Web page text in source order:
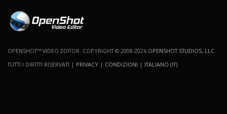
OPENSHOT™ VIDEO EDITOR. COPYRIGHT © 2008-2026 OPENSHOT STUDIOS, LLC
TUTTI I DIRITTI RISERVATI | PRIVACY | CONDIZIONI | ITALIANO (IT)